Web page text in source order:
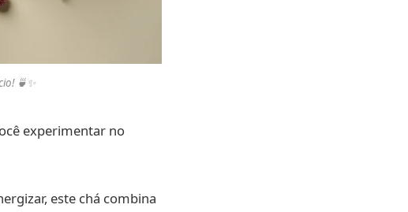
🍵✨
experimentar no
este chá combina